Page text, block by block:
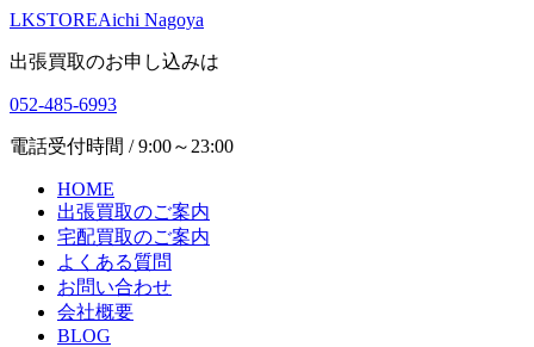
LKSTOREAichi Nagoya
出張買取のお申し込みは
052-485-6993
電話受付時間 / 9:00～23:00
HOME
出張買取のご案内
宅配買取のご案内
よくある質問
お問い合わせ
会社概要
BLOG